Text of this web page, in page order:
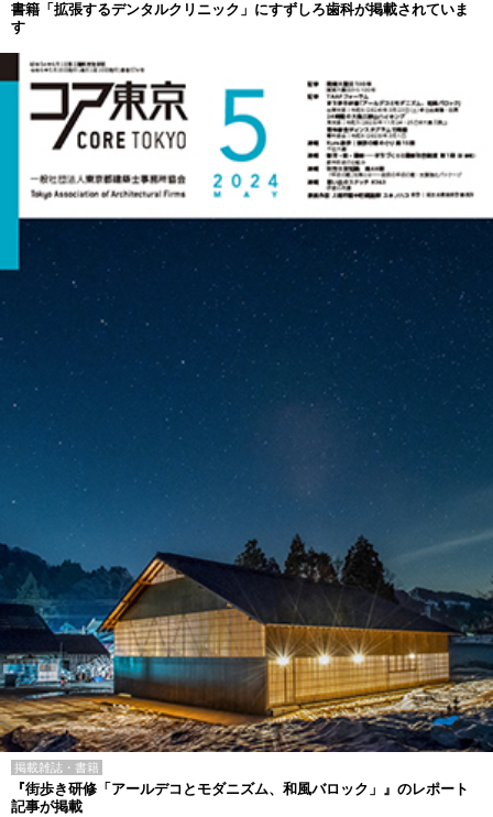
書籍「拡張するデンタルクリニック」にすずしろ歯科が掲載されていま
す
掲載雑誌・書籍
『街歩き研修「アールデコとモダニズム、和風バロック」』のレポート
記事が掲載